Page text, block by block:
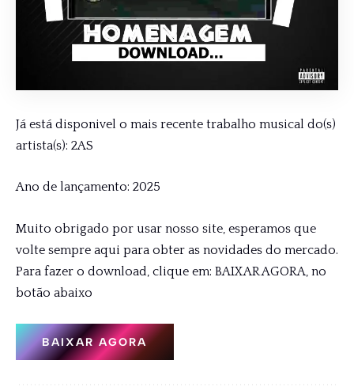
Já está disponivel o mais recente trabalho musical do(s)
artista(s): 2AS
Ano de lançamento: 2025
Muito obrigado por usar nosso site, esperamos que
volte sempre aqui para obter as novidades do mercado.
Para fazer o download, clique em: BAIXAR AGORA, no
botão abaixo
BAIXAR AGORA